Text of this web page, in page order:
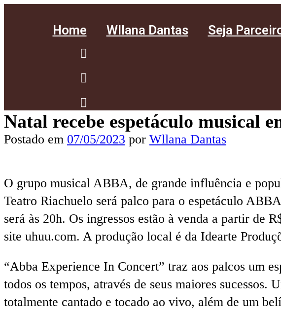
Home Wllana Dantas Seja
Natal recebe espetáculo musical
Postado em 07/05/2023 por Wllana Dantas
O grupo musical ABBA, de grande influência e
Teatro Riachuelo será palco para o espetáculo
será às 20h. Os ingressos estão à venda a partir de
site uhuu.com. A produção local é da Idearte
“Abba Experience In Concert” traz aos palcos um
todos os tempos, através de seus maiores
totalmente cantado e tocado ao vivo, além de um